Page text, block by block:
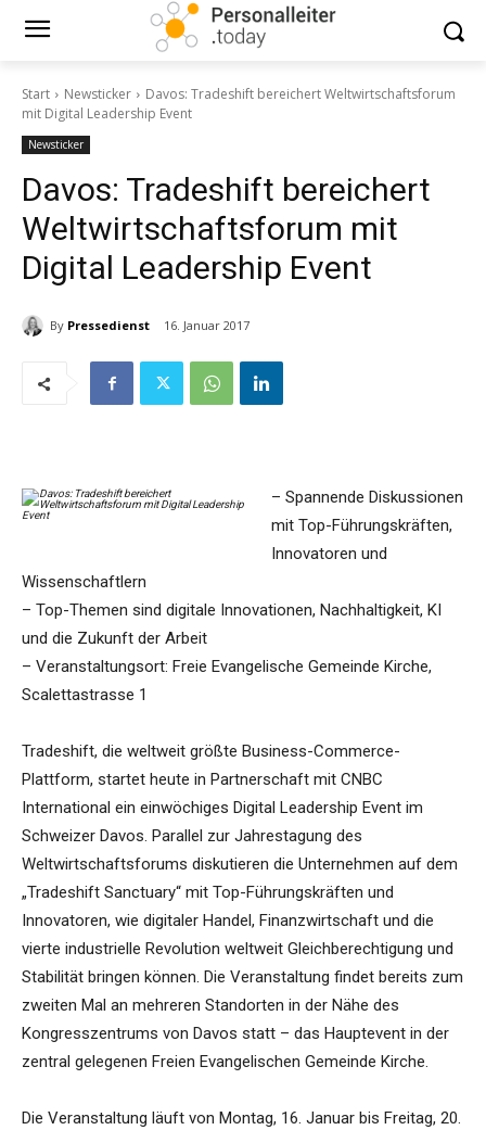
Start Newsticker
Davos: Tradeshift bereichert Weltwirtschaftsforum
mit Digital Leadership Event
Newsticker
Davos: Tradeshift bereichert
Weltwirtschaftsforum mit
Digital Leadership Event
By Pressedienst 16. Januar 2017
– Spannende Diskussionen
mit Top-Führungskräften,
Innovatoren und
Wissenschaftlern
– Top-Themen sind digitale Innovationen, Nachhaltigkeit, KI
und die Zukunft der Arbeit
– Veranstaltungsort: Freie Evangelische Gemeinde Kirche,
Scalettastrasse 1
Tradeshift, die weltweit größte Business-Commerce-
Plattform, startet heute in Partnerschaft mit CNBC
International ein einwöchiges Digital Leadership Event im
Schweizer Davos. Parallel zur Jahrestagung des
Weltwirtschaftsforums diskutieren die Unternehmen auf dem
„Tradeshift Sanctuary“ mit Top-Führungskräften und
Innovatoren, wie digitaler Handel, Finanzwirtschaft und die
vierte industrielle Revolution weltweit Gleichberechtigung und
Stabilität bringen können. Die Veranstaltung findet bereits zum
zweiten Mal an mehreren Standorten in der Nähe des
Kongresszentrums von Davos statt – das Hauptevent in der
zentral gelegenen Freien Evangelischen Gemeinde Kirche.
Die Veranstaltung läuft von Montag, 16. Januar bis Freitag, 20.